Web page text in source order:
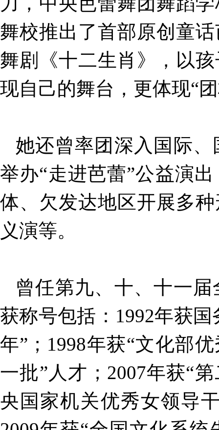
舞校推出了首部原创童
舞剧《十二生肖》，以
现自己的舞台，更体现“
她还曾率团深入国际
举办“走进芭蕾”公益演
体、欠发达地区开展多
义演等。
曾任第九、十、十一
获称号包括：1992年获
年”；1998年获“文化部
一批”人才；2007年获“
央国家机关优秀女领导